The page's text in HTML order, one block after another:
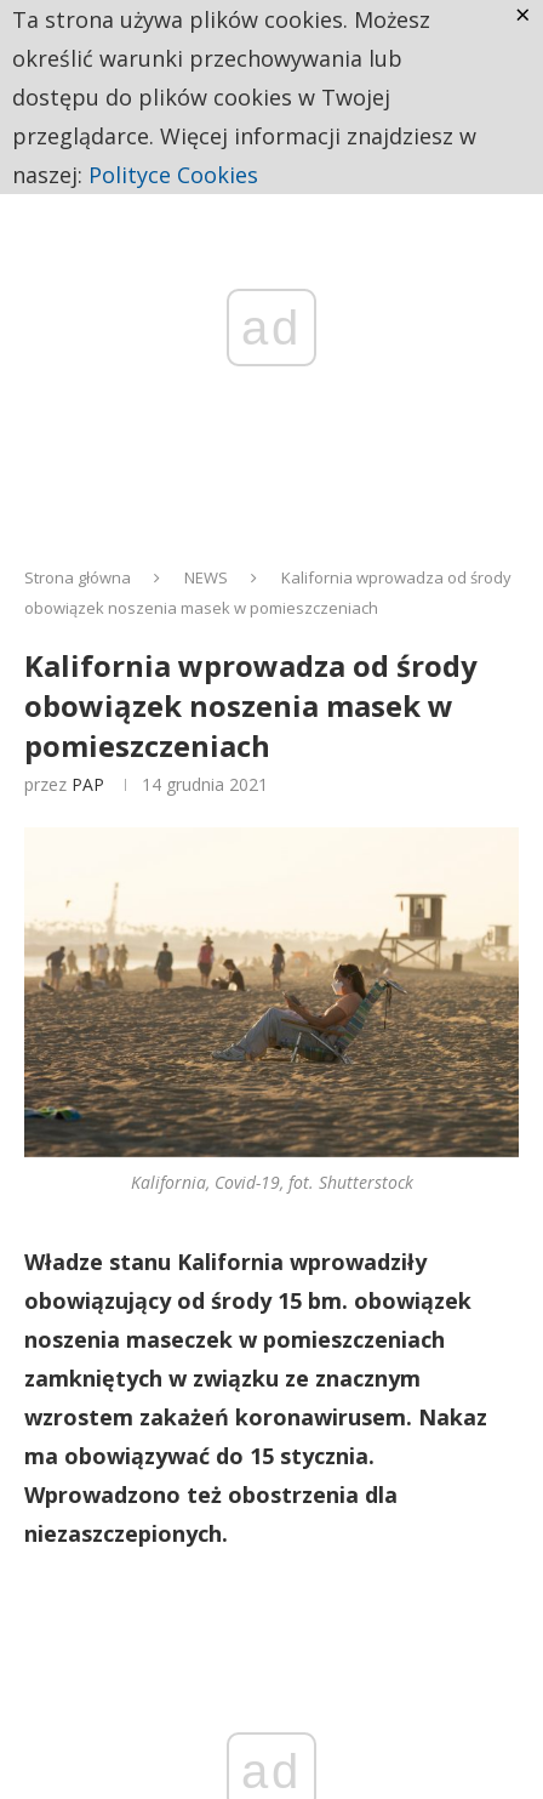
ad
Strona główna NEWS
Kalifornia wprowadza od środy
obowiązek noszenia masek w pomieszczeniach
Kalifornia wprowadza od środy
obowiązek noszenia masek w
pomieszczeniach
przez PAP 14 grudnia 2021
Kalifornia, Covid-19, fot. Shutterstock
Władze stanu Kalifornia wprowadziły
obowiązujący od środy 15 bm. obowiązek
noszenia maseczek w pomieszczeniach
zamkniętych w związku ze znacznym
wzrostem zakażeń koronawirusem. Nakaz
ma obowiązywać do 15 stycznia.
Wprowadzono też obostrzenia dla
niezaszczepionych.
ad
Ta strona używa plików cookies. Możesz
określić warunki przechowywania lub
dostępu do plików cookies w Twojej
przeglądarce. Więcej informacji znajdziesz w
naszej: Polityce Cookies
×